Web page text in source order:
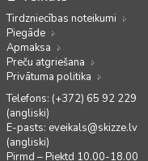
Tirdzniecības noteikumi
Piegāde
Apmaksa
Preču atgriešana
Privātuma politika
Telefons: (+372) 65 92 229
(angliski)
E-pasts: eveikals@skizze.lv
(angliski)
Pirmd – Piektd 10.00-18.00